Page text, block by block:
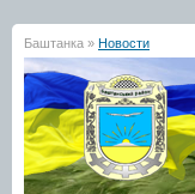
Баштанка » Новости